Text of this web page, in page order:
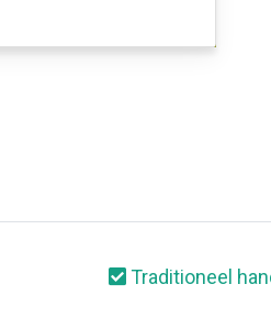
Traditioneel